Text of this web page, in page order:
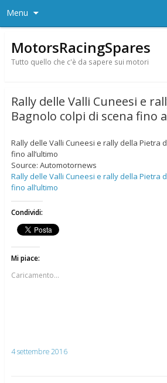
Menu
MotorsRacingSpares
Tutto quello che c'è da sapere sui motori
Rally delle Valli Cuneesi e
Bagnolo colpi di scena fino
Rally delle Valli Cuneesi e rally della Pietra
fino all’ultimo
Source: Automotornews
Rally delle Valli Cuneesi e rally della Pietra
fino all’ultimo
Condividi:
Mi piace:
Caricamento...
4 settembre 2016